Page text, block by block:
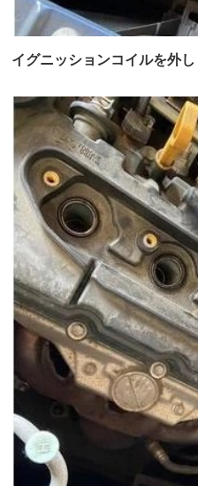
イグニッションコイルを外し